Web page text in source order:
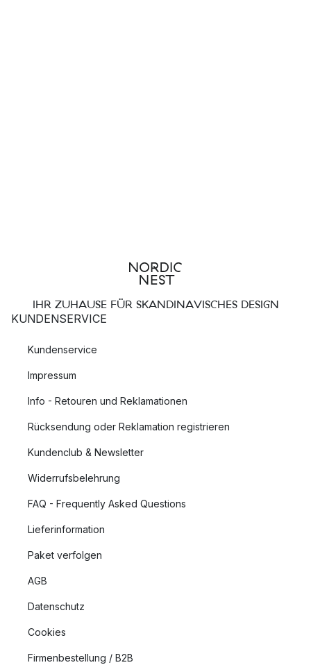
IHR ZUHAUSE FÜR SKANDINAVISCHES DESIGN
KUNDENSERVICE
Kundenservice
Impressum
Info - Retouren und Reklamationen
Rücksendung oder Reklamation registrieren
Kundenclub & Newsletter
Widerrufsbelehrung
FAQ - Frequently Asked Questions
Lieferinformation
Paket verfolgen
AGB
Datenschutz
Cookies
Firmenbestellung / B2B